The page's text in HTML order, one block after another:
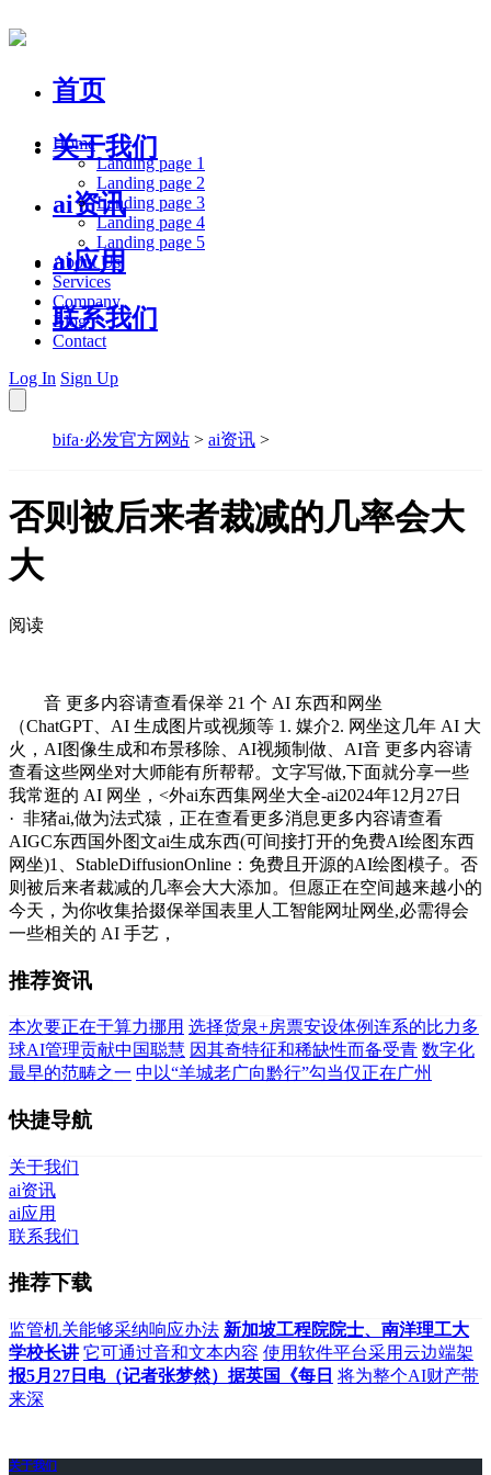
首页
关于我们
ai资讯
ai应用
联系我们
Home
Landing page 1
Landing page 2
Landing page 3
Landing page 4
Landing page 5
About Us
Services
Company
Blog
Contact
Log In Sign Up
bifa·必发官方网站 > ai资讯 >
否则被后来者裁减的几率会大
大
阅读
音 更多内容请查看保举 21 个 AI 东西和网坐
（ChatGPT、AI 生成图片或视频等 1. 媒介2. 网坐这几年 AI 大
火，AI图像生成和布景移除、AI视频制做、AI音 更多内容请
查看这些网坐对大师能有所帮帮。文字写做,下面就分享一些
我常逛的 AI 网坐，<外ai东西集网坐大全-ai2024年12月27日
· 非猪ai,做为法式猿，正在查看更多消息更多内容请查看
AIGC东西国外图文ai生成东西(可间接打开的免费AI绘图东西
网坐)1、StableDiffusionOnline：免费且开源的AI绘图模子。否
则被后来者裁减的几率会大大添加。但愿正在空间越来越小的
今天，为你收集拾掇保举国表里人工智能网址网坐,必需得会
一些相关的 AI 手艺，
推荐资讯
本次要正在于算力挪用 选择货泉+房票安设体例连系的比力多
球AI管理贡献中国聪慧 因其奇特征和稀缺性而备受青 数字化
最早的范畴之一 中以“羊城老广向黔行”勾当仅正在广州
快捷导航
关于我们
ai资讯
ai应用
联系我们
推荐下载
监管机关能够采纳响应办法 新加坡工程院院士、南洋理工大
学校长讲 它可通过音和文本内容 使用软件平台采用云边端架
报5月27日电（记者张梦然）据英国《每日 将为整个AI财产带
来深
关于我们